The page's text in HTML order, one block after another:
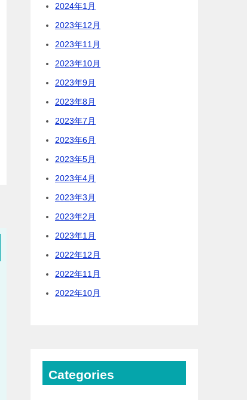
2024年1月
2023年12月
2023年11月
2023年10月
2023年9月
2023年8月
2023年7月
2023年6月
2023年5月
2023年4月
2023年3月
2023年2月
2023年1月
2022年12月
2022年11月
2022年10月
Categories